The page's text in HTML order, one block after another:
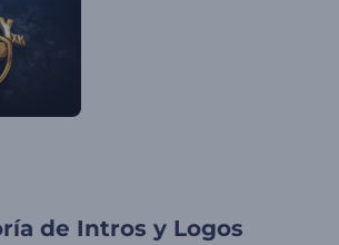
de Intros y Logos